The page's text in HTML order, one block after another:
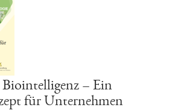
– Ein
für Unternehmen